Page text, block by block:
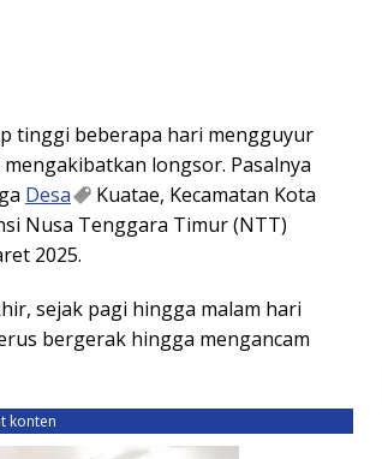
tinggi beberapa hari mengguyur
longsor. Pasalnya
Desa
Kuatae, Kecamatan Kota
Nusa Tenggara Timur (NTT)
2025.
sejak pagi hingga malam hari
bergerak hingga mengancam
konten